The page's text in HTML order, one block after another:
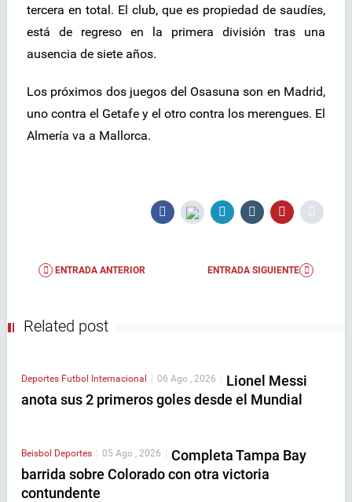
tercera en total. El club, que es propiedad de saudíes,
está de regreso en la primera división tras una
ausencia de siete años.
Los próximos dos juegos del Osasuna son en Madrid,
uno contra el Getafe y el otro contra los merengues. El
Almería va a Mallorca.
ENTRADA ANTERIOR ENTRADA SIGUIENTE
Related post
Deportes Futbol Internacional 06 Ago , 2026
Lionel Messi
anota sus 2 primeros goles desde el Mundial
Beisbol Deportes | 05 Ago , 2026 | Completa Tampa Bay
barrida sobre Colorado con otra victoria
contundente